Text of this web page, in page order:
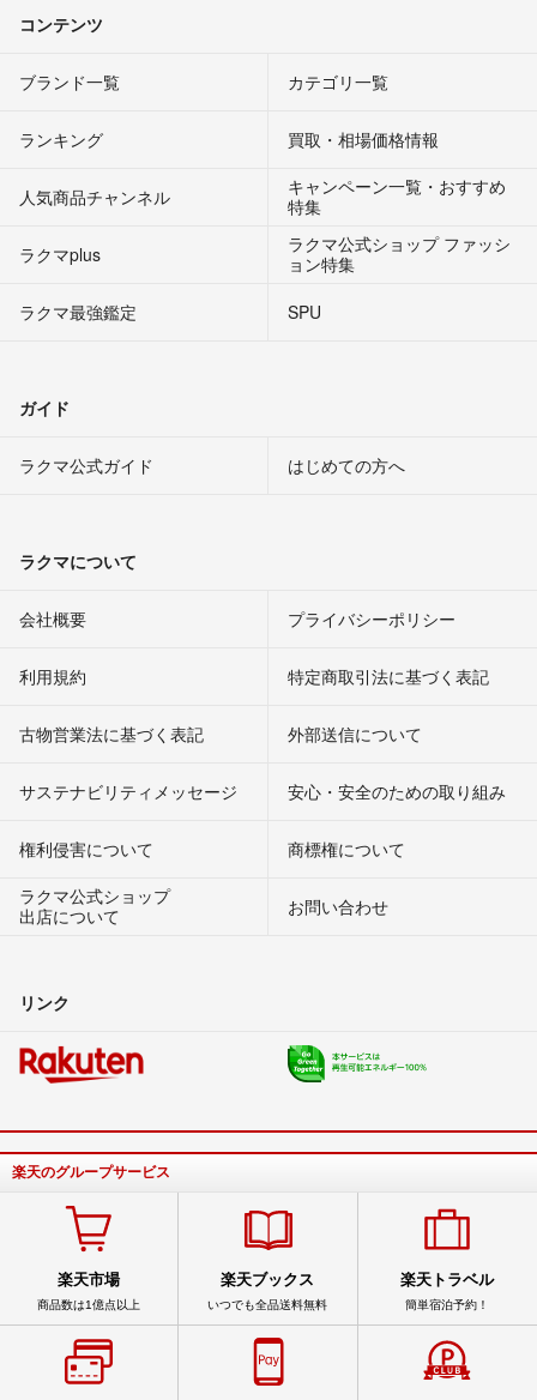
コンテンツ
ブランド一覧 カテゴリ一覧
ランキング 買取・相場価格情報
人気商品チャンネル
キャンペーン一覧・おすすめ
特集
ラクマplus
ラクマ公式ショップ ファッシ
ョン特集
ラクマ最強鑑定
SPU
ガイド
ラクマ公式ガイド はじめての方へ
ラクマについて
会社概要 プライバシーポリシー
利用規約 特定商取引法に基づく表記
古物営業法に基づく表記 外部送信について
サステナビリティメッセージ 安心・安全のための取り組み
権利侵害について
商標権について
ラクマ公式ショップ
出店について
お問い合わせ
リンク
楽天のグループサービス
楽天市場
商品数は1億点以上
楽天ブックス
いつでも全品送料無料
楽天トラベル
簡単宿泊予約！